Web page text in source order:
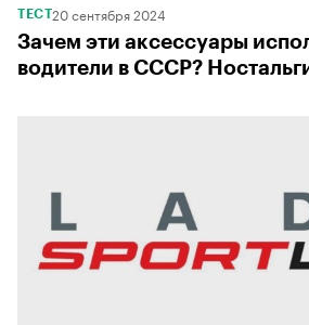
ТЕСТ 20 сентября 2024
Зачем эти аксессуары
водители в СССР?